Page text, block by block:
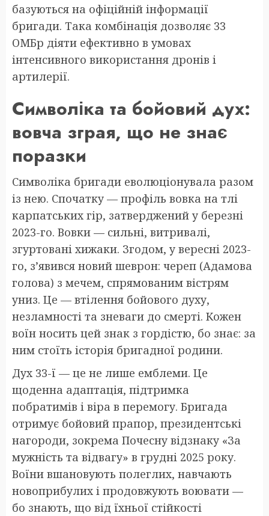
базуються на офіційній інформації
бригади. Така комбінація дозволяє 33
ОМБр діяти ефективно в умовах
інтенсивного використання дронів і
артилерії.
Символіка та бойовий дух:
вовча зграя, що не знає
поразки
Символіка бригади еволюціонувала разом
із нею. Спочатку — профіль вовка на тлі
карпатських гір, затверджений у березні
2023-го. Вовки — сильні, витривалі,
згуртовані хижаки. Згодом, у вересні 2023-
го, з’явився новий шеврон: череп (Адамова
голова) з мечем, спрямованим вістрям
униз. Це — втілення бойового духу,
незламності та зневаги до смерті. Кожен
воїн носить цей знак з гордістю, бо знає: за
ним стоїть історія бригадної родини.
Дух 33-ї — це не лише емблеми. Це
щоденна адаптація, підтримка
побратимів і віра в перемогу. Бригада
отримує бойовий прапор, президентські
нагороди, зокрема Почесну відзнаку «За
мужність та відвагу» в грудні 2025 року.
Воїни вшановують полеглих, навчають
новоприбулих і продовжують воювати —
бо знають, що від їхньої стійкості